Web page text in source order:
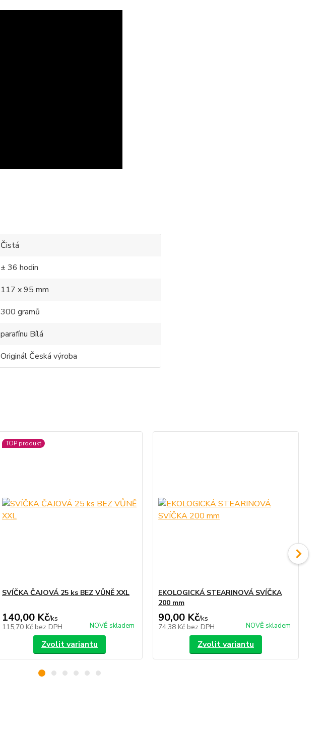
Čistá
± 36 hodin
117 x 95 mm
300 gramů
parafínu Bílá
Originál Česká výroba
TOP produkt
SVÍČKA ČAJOVÁ 25 ks BEZ VŮNĚ XXL
140,00 Kč/ks
115,70 Kč bez DPH NOVĚ skladem
Zvolit variantu
EKOLOGICKÁ STEARINOVÁ SVÍČKA
200 mm
90,00 Kč/ks
74,38 Kč bez DPH NOVĚ skladem
Zvolit variantu